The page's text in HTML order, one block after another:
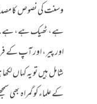
وسنت کی نصوص کا
ہے، ٹھیک ہے،
اور پیر، اور آپ کے
شامل ہیں تو یہ
کے علماء کو گمراہ بھی